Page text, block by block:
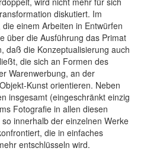
diskutiert. Im
einem Arbeiten in Entwürfen
über die Ausführung das Primat
daß die Konzeptualisierung auch
die sich an Formen des
Warenwerbung, an der
Kunst orientieren. Neben
insgesamt (eingeschränkt einzig
Fotografie in allen diesen
innerhalb der einzelnen Werke
die in einfaches
entschlüsseln wird.